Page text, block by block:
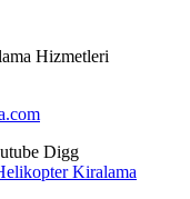
Hizmetleri
Digg